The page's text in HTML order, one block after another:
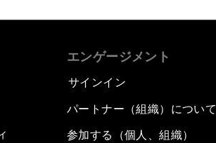
エンゲージメント
サインイン
パートナー（組織）について
参加する（個人、組織）